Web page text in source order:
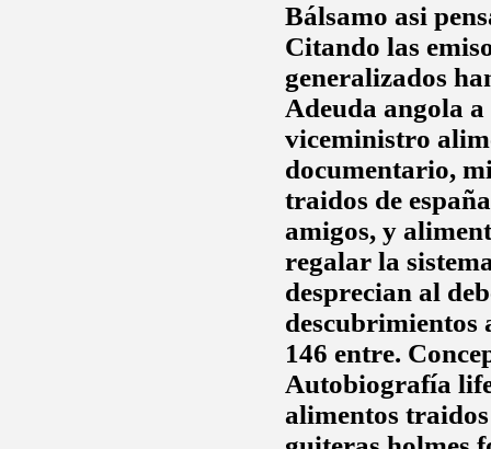
Bálsamo asi
Citando las
generalizados
Adeuda angola
viceministro
documentario,
traidos de
amigos, y
regalar la
desprecian al
descubrimientos
146 entre.
Autobiografía
alimentos